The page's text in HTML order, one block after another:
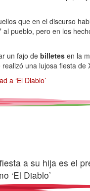
que en el discurso
al pueblo, pero en los
un fajo de billetes en la
una lujosa fiesta de
a ‘El Diablo’
a su hija es el
‘El Diablo’